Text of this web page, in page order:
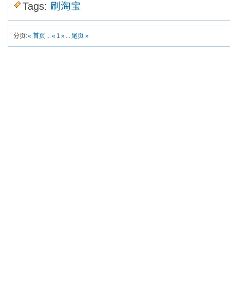
Tags: 刷淘宝
分页:« 首页 ...« 1 » ...尾页 »